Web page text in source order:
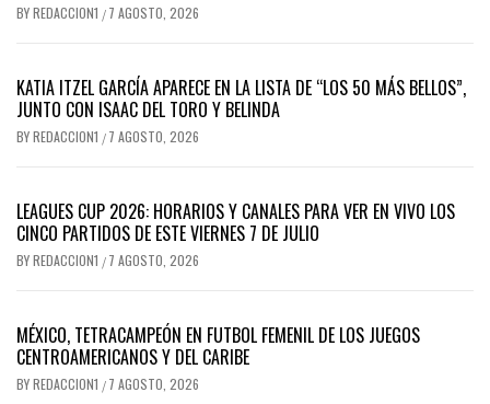
BYREDACCION1 / 7 AGOSTO, 2026
KATIA ITZEL GARCÍA APARECE EN LA LISTA DE “LOS 50 MÁS BELLOS”,
JUNTO CON ISAAC DEL TORO Y BELINDA
BYREDACCION1 / 7 AGOSTO, 2026
LEAGUES CUP 2026: HORARIOS Y CANALES PARA VER EN VIVO LOS
CINCO PARTIDOS DE ESTE VIERNES 7 DE JULIO
BYREDACCION1 / 7 AGOSTO, 2026
MÉXICO, TETRACAMPEÓN EN FUTBOL FEMENIL DE LOS JUEGOS
CENTROAMERICANOS Y DEL CARIBE
BYREDACCION1 / 7 AGOSTO, 2026